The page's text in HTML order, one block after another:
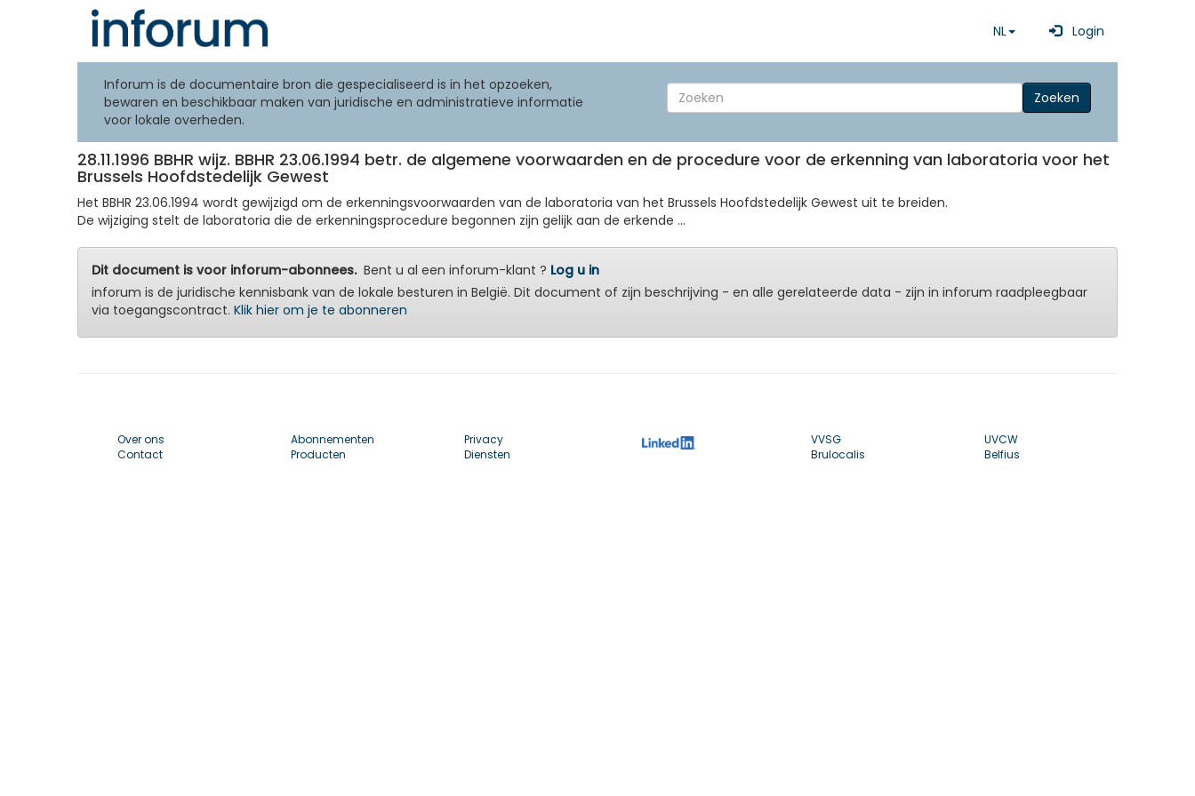
NL Login
Inforum is de documentaire bron die gespecialiseerd is in het opzoeken,
bewaren en beschikbaar maken van juridische en administratieve informatie
voor lokale overheden.
Zoeken
28.11.1996 BBHR wijz. BBHR 23.06.1994 betr. de algemene voorwaarden en de procedure voor de erkenning van laboratoria voor het
Brussels Hoofdstedelijk Gewest
Het BBHR 23.06.1994 wordt gewijzigd om de erkenningsvoorwaarden van de laboratoria van het Brussels Hoofdstedelijk Gewest uit te breiden.
De wijziging stelt de laboratoria die de erkenningsprocedure begonnen zijn gelijk aan de erkende ...
Dit document is voor inforum-abonnees.Bent u al een inforum-klant ? Log u in
inforum is de juridische kennisbank van de lokale besturen in België. Dit document of zijn beschrijving - en alle gerelateerde data - zijn in inforum raadpleegbaar
via toegangscontract. Klik hier om je te abonneren
Over ons
Contact
Abonnementen
Producten
Privacy
Diensten
VVSG
Brulocalis
UVCW
Belfius